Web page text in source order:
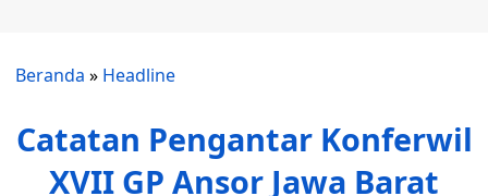
Beranda » Headline
Catatan Pengantar Konferwil
XVII GP Ansor Jawa Barat